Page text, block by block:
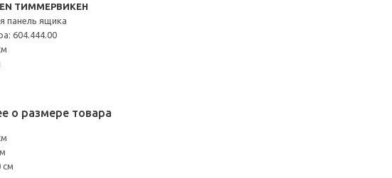
ТИММЕРВИКЕН
панель ящика
604.444.00
о размере товара
см